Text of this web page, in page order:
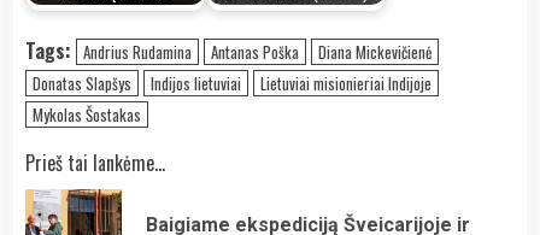
Tags: Andrius Rudamina Antanas Poška
Diana Mickevičienė
Donatas Slapšys
Indijos lietuviai
Lietuviai misionieriai Indijoje
Mykolas Šostakas
Continue
Reading
Prieš tai lankėme...
Baigiame ekspediciją Šveicarijoje ir